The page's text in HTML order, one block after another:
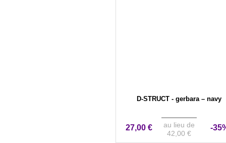
D-STRUCT - gerbara – navy
27,00 €
au lieu de
42,00 €
-